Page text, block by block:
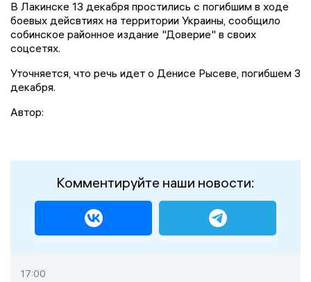
В Лакинске 13 декабря простились с погибшим в ходе
боевых дейсвтиях на территории Украины, сообщило
собинское районное издание "Доверие" в своих
соцсетях.
Уточняется, что речь идет о Денисе Рысеве, погибшем 3
декабря.
Автор:
Комментируйте наши новости:
17:00